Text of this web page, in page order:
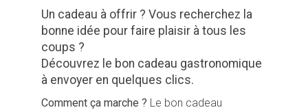
Un cadeau à offrir ? Vous recherchez la
bonne idée pour faire plaisir à tous les
coups ?
Découvrez le bon cadeau gastronomique
à envoyer en quelques clics.
Comment ça marche ? Le bon cadeau